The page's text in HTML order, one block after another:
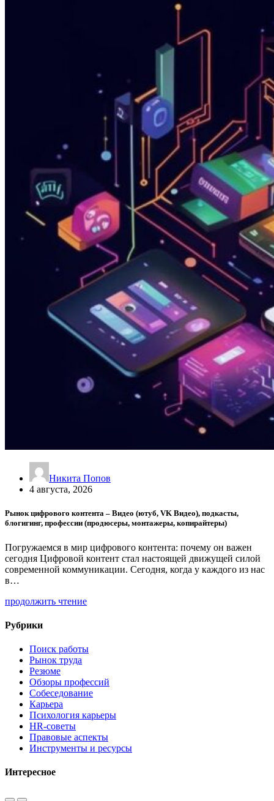
Никита Попов
4 августа, 2026
Рынок цифрового контента – Видео (ютуб, VK Видео), подкасты,
блогигинг, профессии (продюсеры, монтажеры, копирайтеры)
Погружаемся в мир цифрового контента: почему он важен
сегодня Цифровой контент стал настоящей движущей силой
современной коммуникации. Сегодня, когда у каждого из нас
в…
продолжить чтение
Рубрики
Поиск работы
Рынок труда
Резюме
Обзоры профессий
Собеседование
Карьера
Психология карьеры
HR-советы
Правовые аспекты
Инструменты и ресурсы
Интересное